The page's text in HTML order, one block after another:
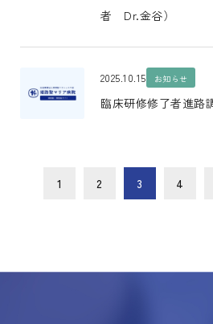
者 Dr.金谷）
2025.10.15 お知らせ
臨床研修修了者進路
1 2 3 4